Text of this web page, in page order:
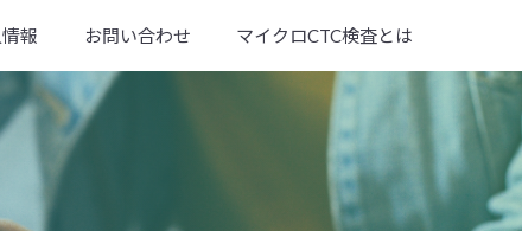
報 お問い合わせ マイクロCTC検査とは